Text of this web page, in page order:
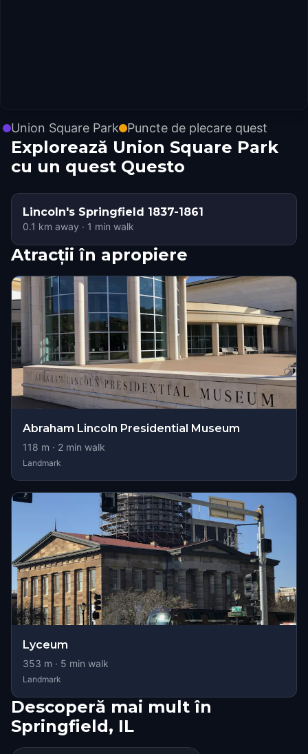
Union Square Park Puncte de plecare quest
Explorează Union Square Park
cu un quest Questo
Lincoln's Springfield 1837-1861
0.1 km away · 1 min walk
Atracții în apropiere
Abraham Lincoln Presidential Museum
118 m · 2 min walk
Landmark
Lyceum
353 m · 5 min walk
Landmark
Descoperă mai mult în
Springfield, IL